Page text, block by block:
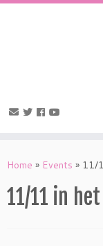
Home » Events » 11/
11/11 in